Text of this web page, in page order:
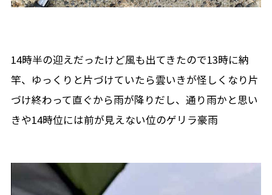
14時半の迎えだったけど風も出てきたので13時に納
竿、ゆっくりと片づけていたら雲いきが怪しくなり片
づけ終わって直ぐから雨が降りだし、通り雨かと思い
きや14時位には前が見えない位のゲリラ豪雨